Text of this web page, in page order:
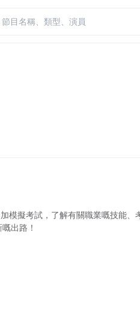
模擬考試，了解有關職業嘅技能
出路！